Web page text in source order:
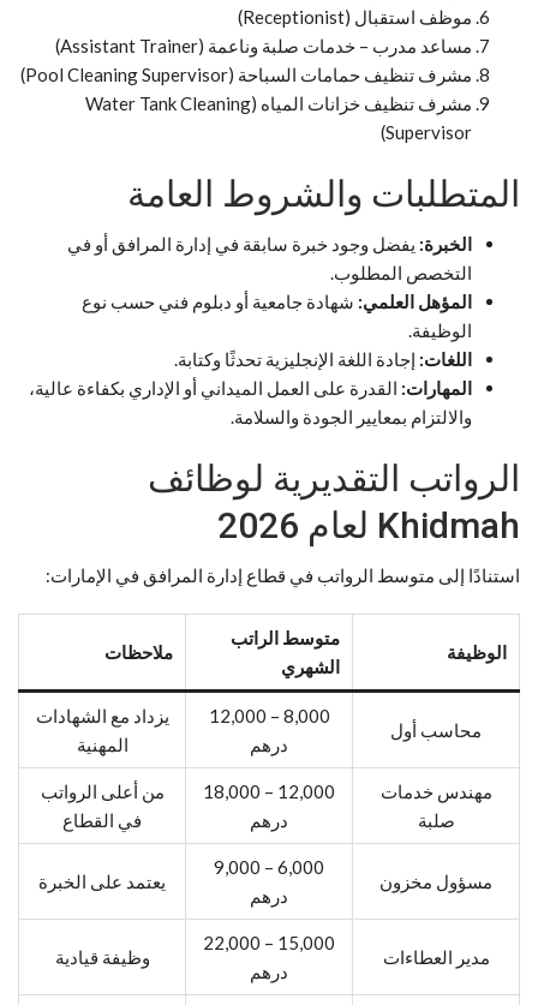
موظف استقبال (Receptionist)
مساعد مدرب – خدمات صلبة وناعمة (Assistant Trainer)
مشرف تنظيف حمامات السباحة (Pool Cleaning Supervisor)
مشرف تنظيف خزانات المياه (Water Tank Cleaning
Supervisor)
المتطلبات والشروط العامة
الخبرة: يفضل وجود خبرة سابقة في إدارة المرافق أو في
التخصص المطلوب.
المؤهل العلمي: شهادة جامعية أو دبلوم فني حسب نوع
الوظيفة.
اللغات: إجادة اللغة الإنجليزية تحدثًا وكتابة.
المهارات: القدرة على العمل الميداني أو الإداري بكفاءة عالية،
والالتزام بمعايير الجودة والسلامة.
الرواتب التقديرية لوظائف
Khidmah لعام 2026
استنادًا إلى متوسط الرواتب في قطاع إدارة المرافق في الإمارات:
الوظيفة
متوسط الراتب
الشهري
ملاحظات
محاسب أول
8,000 – 12,000
درهم
يزداد مع الشهادات
المهنية
مهندس خدمات
صلبة
12,000 – 18,000
درهم
من أعلى الرواتب
في القطاع
مسؤول مخزون
6,000 – 9,000
درهم
يعتمد على الخبرة
مدير العطاءات
15,000 – 22,000
درهم
وظيفة قيادية